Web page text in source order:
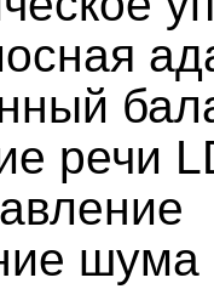
речи
шума